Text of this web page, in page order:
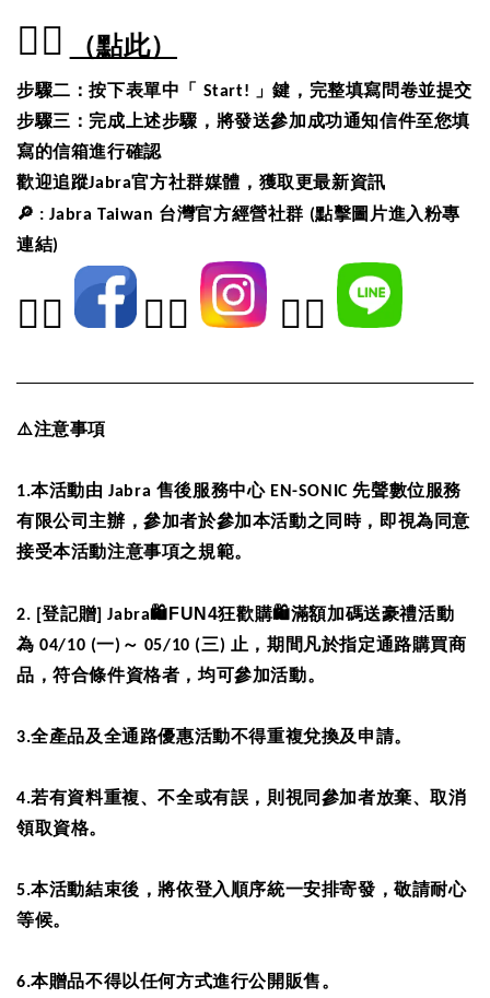
👉🏻 （點此）
步驟二：按下表單中「 Start!
」鍵，完整填寫問卷並提交
步驟三：完成上述步驟，將發送參加成功通知信件至您填
寫的信箱進行確認
歡迎追蹤Jabra官方社群媒體，獲取更最新資訊
🔎 : Jabra Taiwan 台灣官方經營社群 (點擊圖片進入粉專
連結)
👉🏻 👉🏻 👉🏻
⚠️注意事項
1.本活動由 Jabra 售後服務中心EN-SONIC先聲數位服務
有限公司主辦，參加者於參加本活動之同時，即視為同意
接受本活動注意事項之規範。
2. [登記贈] Jabra🛍FUN4狂歡購🛍滿額加碼送豪禮活動
為 04/10 (一) ～ 05/10 (三) 止，期間凡於指定通路購買商
品，符合條件資格者，均可參加活動。
3.全產品及全通路優惠活動不得重複兌換及申請。
4.若有資料重複、不全或有誤，則視同參加者放棄、取消
領取資格。
5.本活動結束後，將依登入順序統一安排寄發，敬請耐心
等候。
6.本贈品不得以任何方式進行公開販售。